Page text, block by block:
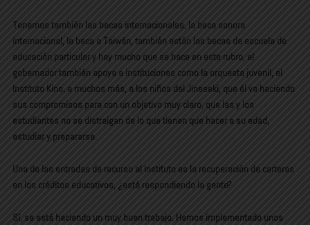
Tenemos también las becas internacionales, la beca sonora
internacional, la beca a Taiwán, también están las becas de escuela de
educación particular y hay mucho que se hace en este rubro, el
gobernador también apoya a instituciones como la orquesta juvenil, el
Instituto Kino, a muchos más, a los niños del Jineseki, que él va haciendo
sus compromisos para con un objetivo muy claro, que las y los
estudiantes no se distraigan de lo que tienen que hacer a su edad,
estudiar y prepararse.
Una de las entradas de recurso al Instituto es la recuperación de carteras
en los créditos educativos, ¿está respondiendo la gente?
Sí, se está haciendo un muy buen trabajo. Hemos implementado unos